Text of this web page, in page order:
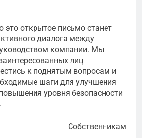
это открытое письмо станет
диалога между
компании. Мы
лиц
к поднятым вопросам и
шаги для улучшения
уровня безопасности
Собственникам